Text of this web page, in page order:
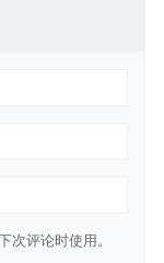
次评论时使用。